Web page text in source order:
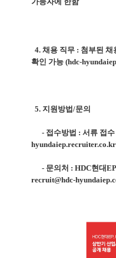
4. 채용 직무 : 첨부된 채
확인 가능 (hdc-
5. 지원방법/문의
- 접수방법 : 서류 접수
- 문의처 : HDC현대EP
recruit@hdc-